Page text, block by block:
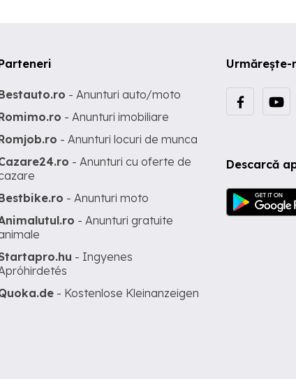
Urmărește-
Descarcă
- Anunturi auto/moto
- Anunturi imobiliare
- Anunturi locuri de munca
- Anunturi cu oferte de
- Anunturi moto
- Anunturi gratuite
- Ingyenes
- Kostenlose Kleinanzeigen